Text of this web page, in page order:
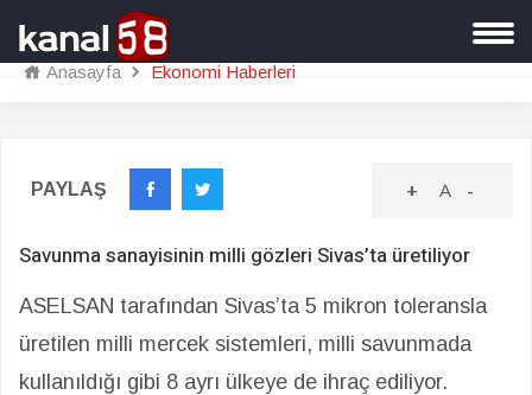
Anasayfa Ekonomi Haberleri
PAYLAŞ + A -
Savunma sanayisinin milli gözleri Sivas’ta üretiliyor
ASELSAN tarafından Sivas’ta 5 mikron toleransla
üretilen milli mercek sistemleri, milli savunmada
kullanıldığı gibi 8 ayrı ülkeye de ihraç ediliyor.